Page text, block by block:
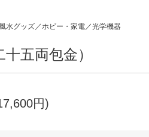
水グッズ／ホビー・家電／光学機器
五両包金）
円)